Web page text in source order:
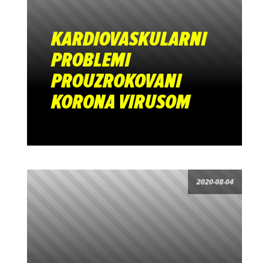
KARDIOVASKULARNI
PROBLEMI
PROUZROKOVANI
KORONA VIRUSOM
2020-08-04